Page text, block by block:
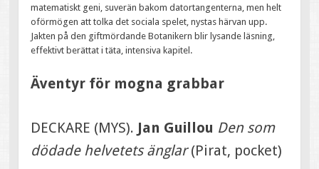
matematiskt geni, suverän bakom datortangenterna, men helt
oförmögen att tolka det sociala spelet, nystas härvan upp.
Jakten på den giftmördande Botanikern blir lysande läsning,
effektivt berättat i täta, intensiva kapitel.
Äventyr för mogna grabbar
DECKARE (MYS). Jan Guillou Den som
dödade helvetets änglar(Pirat, pocket)